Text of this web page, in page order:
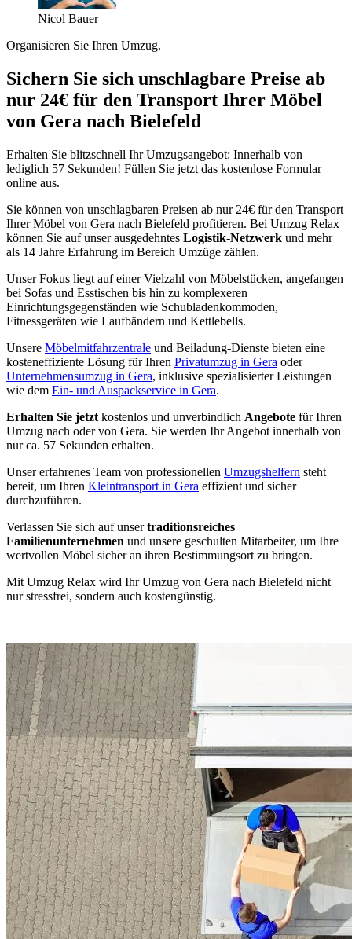
Nicol Bauer
Organisieren Sie Ihren Umzug.
Sichern Sie sich unschlagbare Preise ab
nur 24€ für den Transport Ihrer Möbel
von Gera nach Bielefeld
Erhalten Sie blitzschnell Ihr Umzugsangebot: Innerhalb von
lediglich 57 Sekunden! Füllen Sie jetzt das kostenlose Formular
online aus.
Sie können von unschlagbaren Preisen ab nur 24€ für den Transport
Ihrer Möbel von Gera nach Bielefeld profitieren. Bei Umzug Relax
können Sie auf unser ausgedehntes Logistik-Netzwerk und mehr
als 14 Jahre Erfahrung im Bereich Umzüge zählen.
Unser Fokus liegt auf einer Vielzahl von Möbelstücken, angefangen
bei Sofas und Esstischen bis hin zu komplexeren
Einrichtungsgegenständen wie Schubladenkommoden,
Fitnessgeräten wie Laufbändern und Kettlebells.
Unsere Möbelmitfahrzentrale und Beiladung-Dienste bieten eine
kosteneffiziente Lösung für Ihren Privatumzug in Gera oder
Unternehmensumzug in Gera, inklusive spezialisierter Leistungen
wie dem Ein- und Auspackservice in Gera.
Erhalten Sie jetzt kostenlos und unverbindlich Angebote für Ihren
Umzug nach oder von Gera. Sie werden Ihr Angebot innerhalb von
nur ca. 57 Sekunden erhalten.
Unser erfahrenes Team von professionellen Umzugshelfern steht
bereit, um Ihren Kleintransport in Gera effizient und sicher
durchzuführen.
Verlassen Sie sich auf unsertraditionsreiches
Familienunternehmen und unsere geschulten Mitarbeiter, um Ihre
wertvollen Möbel sicher an ihren Bestimmungsort zu bringen.
Mit Umzug Relax wird Ihr Umzug von Gera nach Bielefeld nicht
nur stressfrei, sondern auch kostengünstig.